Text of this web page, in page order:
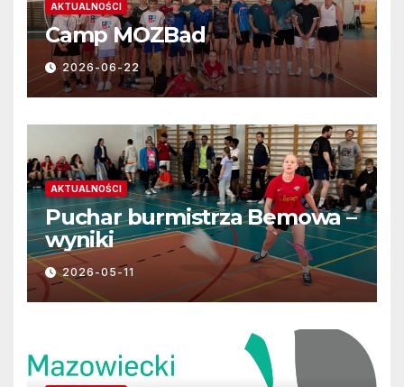
AKTUALNOŚCI
Camp MOZBad
2026-06-22
AKTUALNOŚCI
Puchar burmistrza Bemowa –
wyniki
2026-05-11